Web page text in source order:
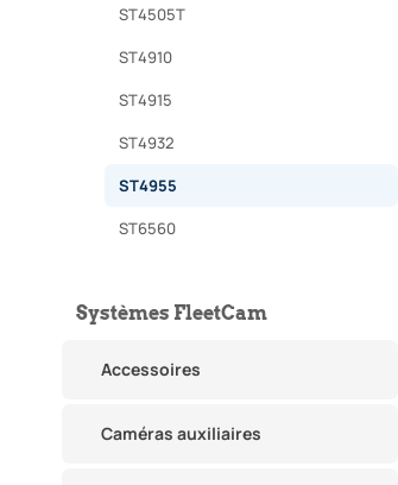
ST4505T
ST4910
ST4915
ST4932
ST4955
ST6560
Systèmes FleetCam
Accessoires
Caméras auxiliaires